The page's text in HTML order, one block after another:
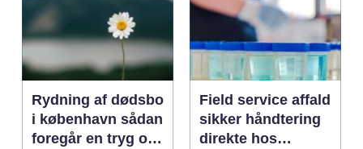
Rydning af dødsbo
i københavn sådan
foregår en tryg og
Field service affald
sikker håndtering
direkte hos